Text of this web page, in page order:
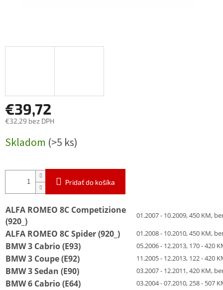
€39,72
€32,29 bez DPH
cena:
Skladom (>5 ks)
Pridať do košíka
ALFA ROMEO 8C Competizione
(920_)
01.2007 - 10.2009, 450 KM,
ALFA ROMEO 8C Spider (920_) 01.2008 - 10.2010, 450 KM,
BMW 3 Cabrio (E93) 05.2006 - 12.2013, 170 - 420
BMW 3 Coupe (E92) 11.2005 - 12.2013, 122 - 420
BMW 3 Sedan (E90) 03.2007 - 12.2011, 420 KM,
BMW 6 Cabrio (E64) 03.2004 - 07.2010, 258 - 507